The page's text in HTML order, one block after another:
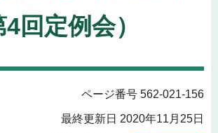
回定例会）
ページ番号 562-021-156
最終更新日 2020年11月25日